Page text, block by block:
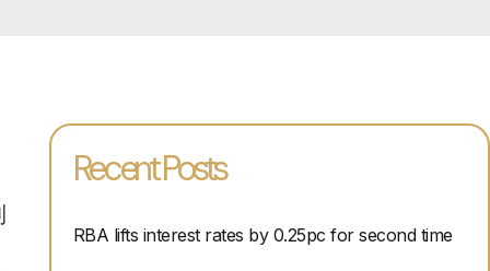
Recent Posts
RBA lifts interest rates by 0.25pc for second time